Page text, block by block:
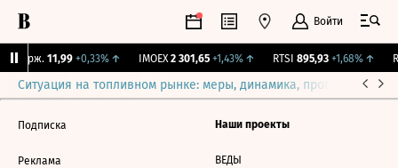
Войти
Бирж. 11,99 +0,33%↑ IMOEX 2 301,65 +1,43%↑ RTSI 895,93 +1,68%↑
Ситуация на топливном рынке: меры, динамика, прогнозы
Подписка
Реклама
Наши проекты
ВЕДЫ